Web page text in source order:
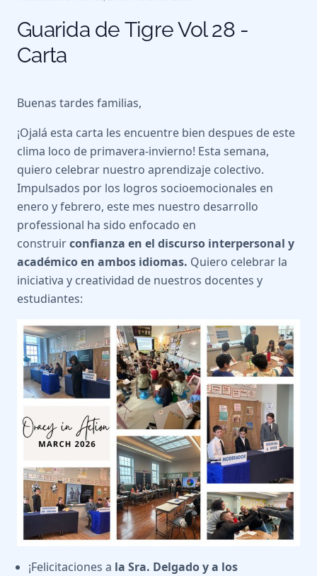
Guarida de Tigre Vol 28 -
Carta
Buenas tardes familias,
¡Ojalá esta carta les encuentre bien despues de este
clima loco de primavera-invierno! Esta semana,
quiero celebrar nuestro aprendizaje colectivo.
Impulsados por los logros socioemocionales en
enero y febrero, este mes nuestro desarrollo
professional ha sido enfocado en
construirconfianza en el discurso interpersonal y
académico en ambos idiomas. Quiero celebrar la
iniciativa y creatividad de nuestros docentes y
estudiantes:
¡Felicitaciones a la Sra. Delgado y a los